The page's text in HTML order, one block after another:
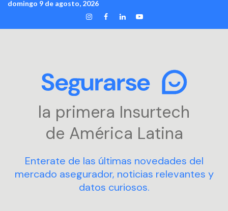
Skip
content
domingo 9 de agosto, 2026
INSTAGRAM
FACEBOOK
LINKEDIN
YOUTUBE
la primera Insurtech
de América Latina
Enterate de las últimas novedades del
mercado asegurador, noticias relevantes y
datos curiosos.